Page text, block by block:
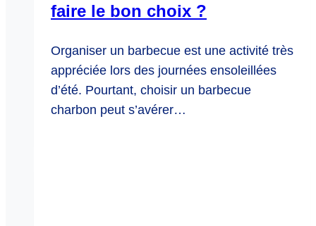
faire le bon choix ?
Organiser un barbecue est une activité très
appréciée lors des journées ensoleillées
d’été. Pourtant, choisir un barbecue
charbon peut s’avérer…